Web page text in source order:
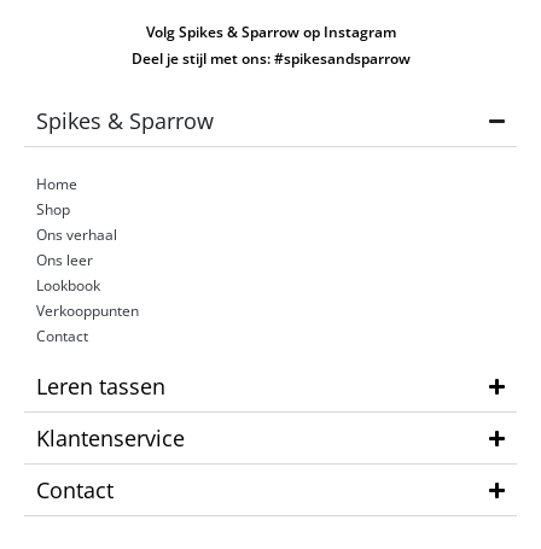
Volg Spikes & Sparrow op Instagram
Deel je stijl met ons: #spikesandsparrow
Spikes & Sparrow
Home
Shop
Ons verhaal
Ons leer
Lookbook
Verkooppunten
Contact
Leren tassen
Klantenservice
Contact